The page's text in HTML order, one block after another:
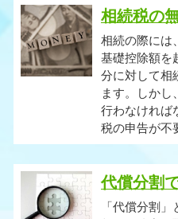
相続税の
相続の際には
基礎控除額を
分に対して相
ます。しかし
行わなければ
税の申告が不
代償分割
「代償分割